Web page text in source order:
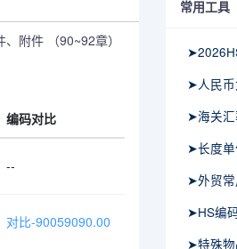
附件 （90~92章）
编码对比
--
对比-90059090.00
常用工具
➤人民币
➤海关汇
➤长度
➤外贸
➤HS编
➤特殊物